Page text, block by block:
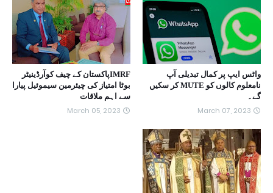
واٹس ایپ پر کمال تبدیلی آپ
نامعلوم کالوں کو MUTE کر سکیں
گے۔
March 07, 2023
IMRFپاکستان کے چیف کوآرڈینیٹر
بوٹا امتیاز کی چیئرمین سیموئیل پیارا
سے اہم ملاقات
March 05, 2023